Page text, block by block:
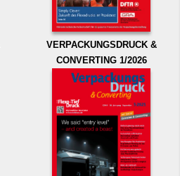
VERPACKUNGSDRUCK &
CONVERTING 1/2026